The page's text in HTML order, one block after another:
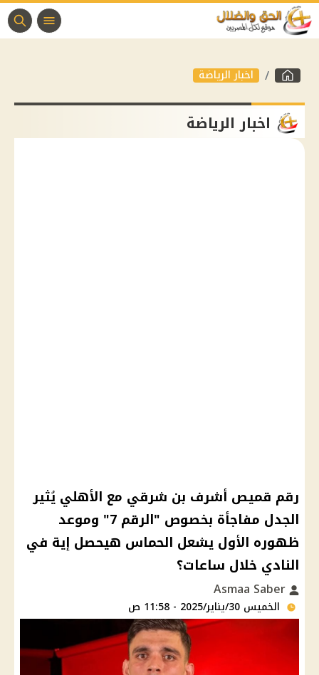
اخبار الرياضة
اخبار الرياضة
رقم قميص أشرف بن شرقي مع الأهلي يُثير
الجدل مفاجأة بخصوص "الرقم 7" وموعد
ظهوره الأول يشعل الحماس هيحصل إية في
النادي خلال ساعات؟
الخميس 30/يناير/2025 - 11:58 ص